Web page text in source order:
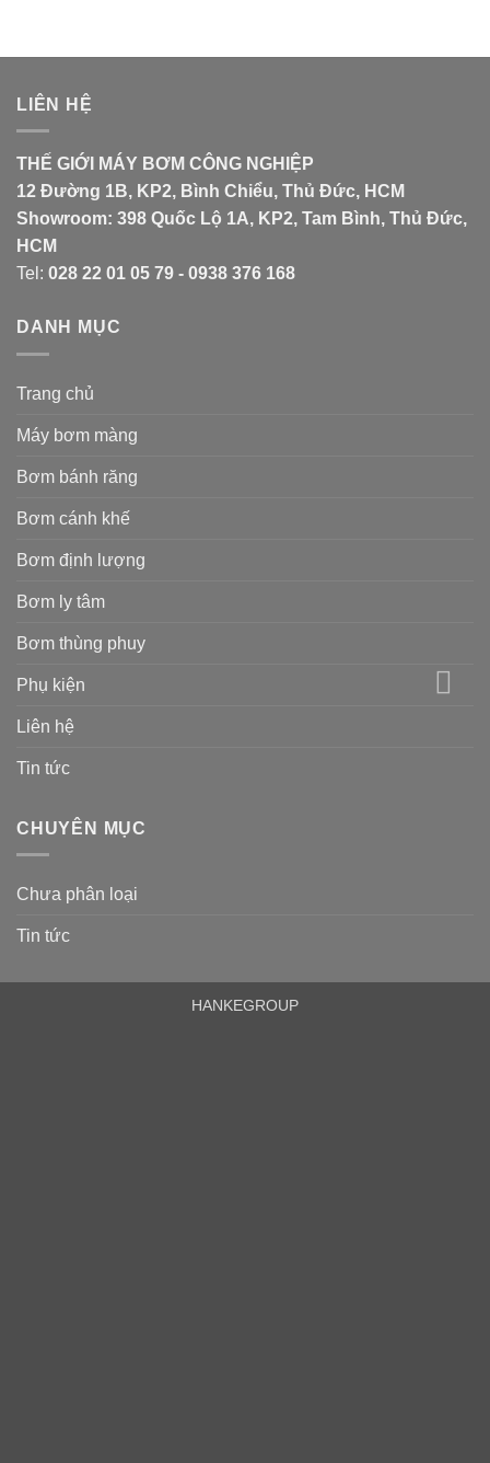
LIÊN HỆ
THẾ GIỚI MÁY BƠM CÔNG NGHIỆP
12 Đường 1B, KP2, Bình Chiểu, Thủ Đức, HCM
Showroom: 398 Quốc Lộ 1A, KP2, Tam Bình, Thủ Đức,
HCM
Tel: 028 22 01 05 79 - 0938 376 168
DANH MỤC
Trang chủ
Máy bơm màng
Bơm bánh răng
Bơm cánh khế
Bơm định lượng
Bơm ly tâm
Bơm thùng phuy
Phụ kiện
Liên hệ
Tin tức
CHUYÊN MỤC
Chưa phân loại
Tin tức
HANKEGROUP